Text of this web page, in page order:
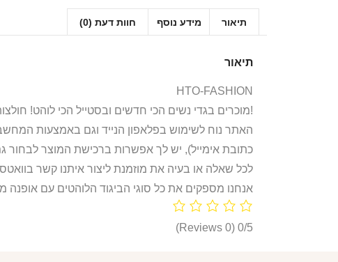
תיאור מידע נוסף חוות דעת (0)
תיאור
HTO-FASHION
אנחנו ב-HTO מוכרים בגדי נשים הכי חדשים ובסטייל הכי לוהט! חולצות, חליפות ספורט, קפוצ’ונים, בגדי גוף, מחשופים, וכל מה שאישה או נערה צריכות היום!
האתר נוח לשימוש בפלאפון הנייד וגם באמצעות
כתובת אימייל), יש לך אפשרות ברכישת המוצר לבחור
לכל שאלה או בעיה את מוזמנת ליצור איתנו קשר
אנחנו מספקים את כל סוגי הביגוד הלוהטים עם
0/5
(0 Reviews)